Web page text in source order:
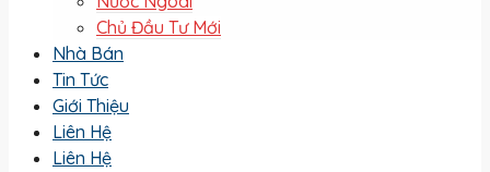
Chủ Đầu Tư Mới
Nhà Bán
Tin Tức
Giới Thiệu
Liên Hệ
Liên Hệ